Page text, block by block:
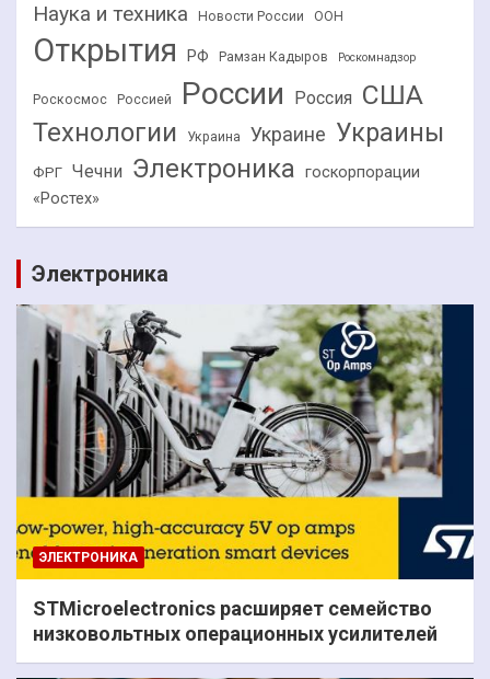
Наука и техника Новости России ООН
Открытия РФ Рамзан Кадыров Роскомнадзор
Роскосмос Россией России Россия США
Технологии Украина Украине Украины
ФРГ Чечни Электроника госкорпорации
«Ростех»
Электроника
ЭЛЕКТРОНИКА
STMicroelectronics расширяет семейство
низковольтных операционных усилителей